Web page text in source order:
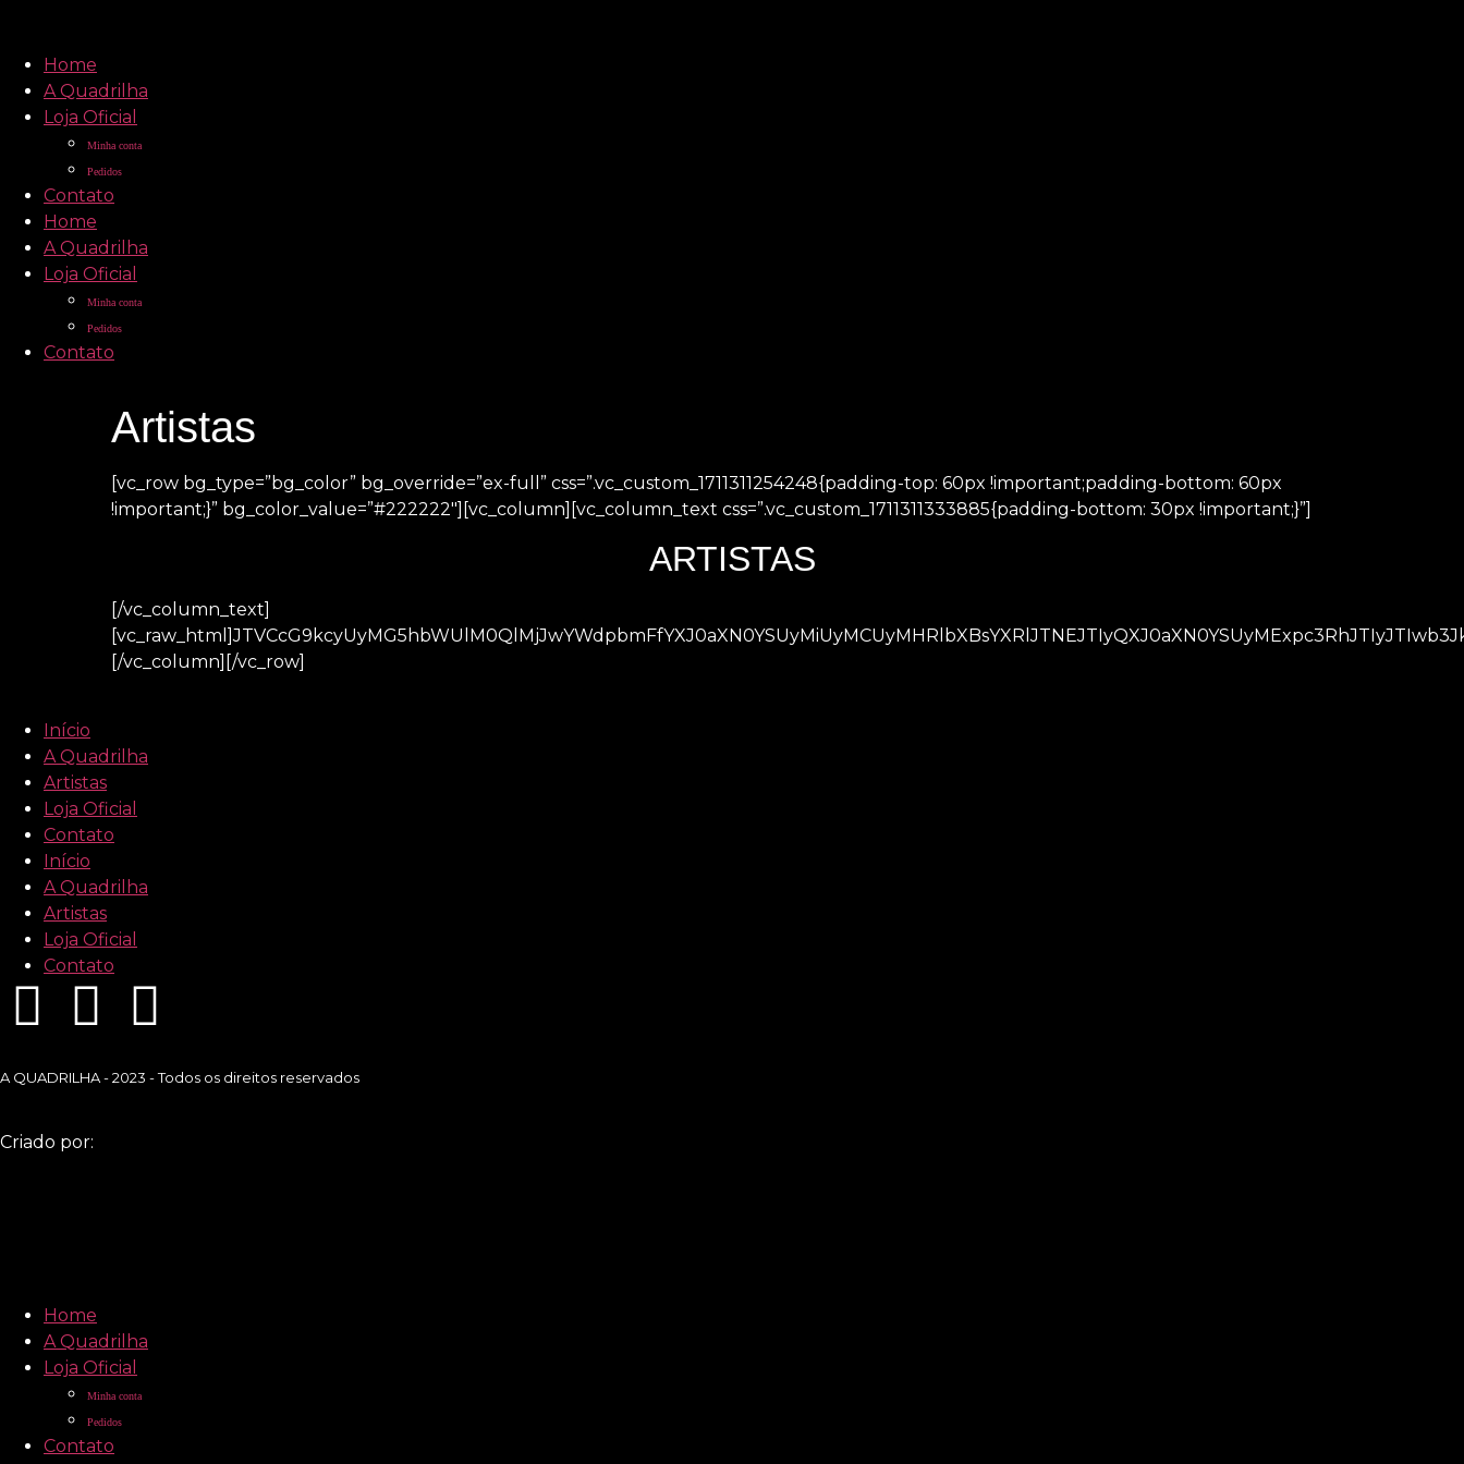
Home
A Quadrilha
Loja Oficial
Minha conta
Pedidos
Contato
Home
A Quadrilha
Loja Oficial
Minha conta
Pedidos
Contato
Artistas
[vc_row bg_type=”bg_color” bg_override=”ex-full” css=”.vc_custom_1711311254248{padding-top: 60px !important;padding-bottom: 60px
!important;}” bg_color_value=”#222222″][vc_column][vc_column_text css=”.vc_custom_1711311333885{padding-bottom: 30px !important;}”]
ARTISTAS
[/vc_column_text]
[/vc_column][/vc_row]
Início
A Quadrilha
Artistas
Loja Oficial
Contato
Início
A Quadrilha
Artistas
Loja Oficial
Contato
A QUADRILHA - 2023 - Todos os direitos reservados
Criado por:
Home
A Quadrilha
Loja Oficial
Minha conta
Pedidos
Contato